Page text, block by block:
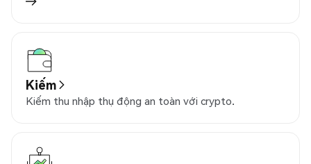
Kiếm
Kiếm thu nhập thụ động an toàn với crypto.